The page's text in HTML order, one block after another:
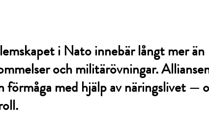
i Nato innebär långt mer än
och militärövningar.
förmåga med hjälp av näringslivet —